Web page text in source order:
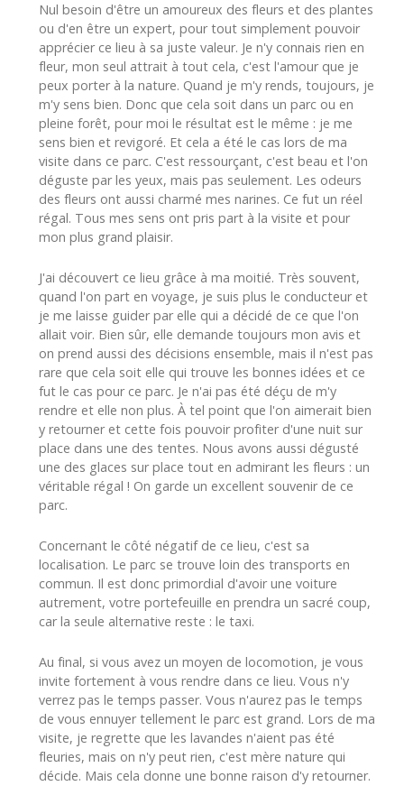
Nul besoin d'être un amoureux des fleurs et des plantes
ou d'en être un expert, pour tout simplement pouvoir
apprécier ce lieu à sa juste valeur. Je n'y connais rien en
fleur, mon seul attrait à tout cela, c'est l'amour que je
peux porter à la nature. Quand je m'y rends, toujours, je
m'y sens bien. Donc que cela soit dans un parc ou en
pleine forêt, pour moi le résultat est le même : je me
sens bien et revigoré. Et cela a été le cas lors de ma
visite dans ce parc. C'est ressourçant, c'est beau et l'on
déguste par les yeux, mais pas seulement. Les odeurs
des fleurs ont aussi charmé mes narines. Ce fut un réel
régal. Tous mes sens ont pris part à la visite et pour
mon plus grand plaisir.
J'ai découvert ce lieu grâce à ma moitié. Très souvent,
quand l'on part en voyage, je suis plus le conducteur et
je me laisse guider par elle qui a décidé de ce que l'on
allait voir. Bien sûr, elle demande toujours mon avis et
on prend aussi des décisions ensemble, mais il n'est pas
rare que cela soit elle qui trouve les bonnes idées et ce
fut le cas pour ce parc. Je n'ai pas été déçu de m'y
rendre et elle non plus. À tel point que l'on aimerait bien
y retourner et cette fois pouvoir profiter d'une nuit sur
place dans une des tentes. Nous avons aussi dégusté
une des glaces sur place tout en admirant les fleurs : un
véritable régal ! On garde un excellent souvenir de ce
parc.
Concernant le côté négatif de ce lieu, c'est sa
localisation. Le parc se trouve loin des transports en
commun. Il est donc primordial d'avoir une voiture
autrement, votre portefeuille en prendra un sacré coup,
car la seule alternative reste : le taxi.
Au final, si vous avez un moyen de locomotion, je vous
invite fortement à vous rendre dans ce lieu. Vous n'y
verrez pas le temps passer. Vous n'aurez pas le temps
de vous ennuyer tellement le parc est grand. Lors de ma
visite, je regrette que les lavandes n'aient pas été
fleuries, mais on n'y peut rien, c'est mère nature qui
décide. Mais cela donne une bonne raison d'y retourner.